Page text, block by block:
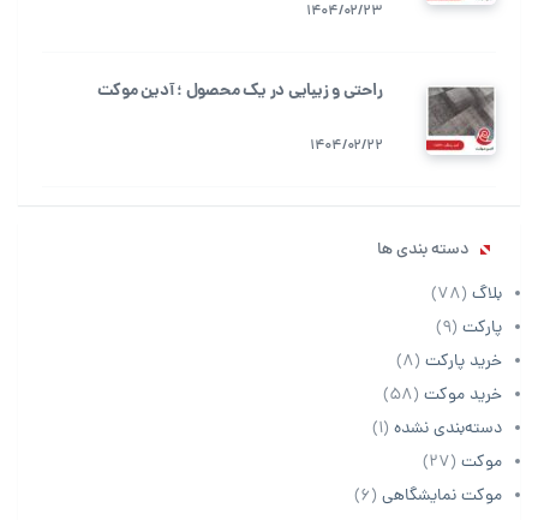
1404/02/23
راحتی و زیبایی در یک محصول ؛ آدین موکت
1404/02/22
دسته بندی ها
بلاگ (78)
پارکت (9)
خرید پارکت (8)
خرید موکت (58)
دسته‌بندی نشده (1)
موکت (27)
موکت نمایشگاهی (6)